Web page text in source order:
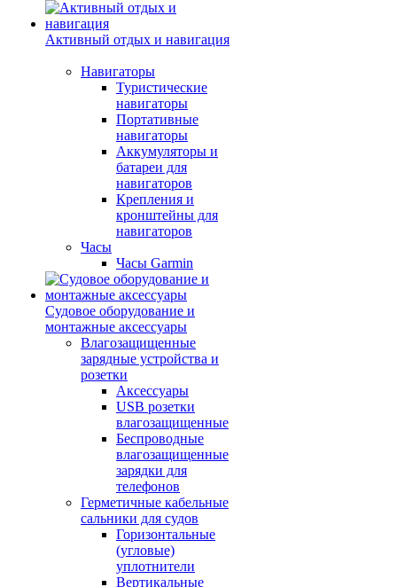
Активный отдых и навигация
Навигаторы
Туристические
навигаторы
Портативные
навигаторы
Аккумуляторы и
батареи для
навигаторов
Крепления и
кронштейны для
навигаторов
Часы
Часы Garmin
Судовое оборудование и
монтажные аксессуары
Влагозащищенные
зарядные устройства и
розетки
Аксессуары
USB розетки
влагозащищенные
Беспроводные
влагозащищенные
зарядки для
телефонов
Герметичные кабельные
сальники для судов
Горизонтальные
(угловые)
уплотнители
Вертикальные